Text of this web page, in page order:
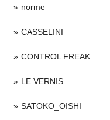
norme
CASSELINI
CONTROL FREAK
LE VERNIS
SATOKO_OISHI